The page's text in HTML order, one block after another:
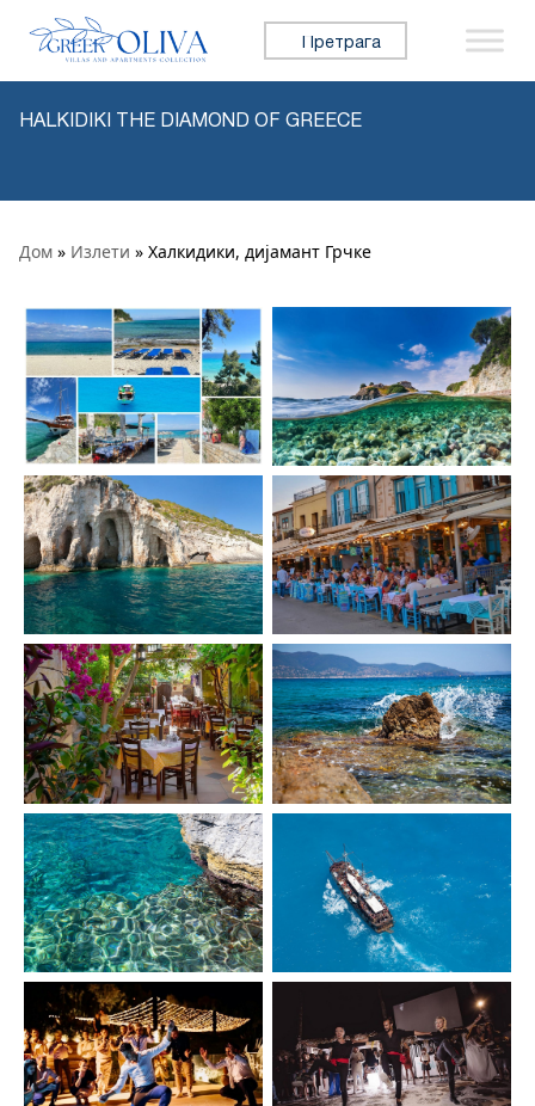
Прескочи на садржај
Претражи:
HALKIDIKI THE DIAMOND OF GREECE
Дом » Излети » Халкидики, дијамант Грчке